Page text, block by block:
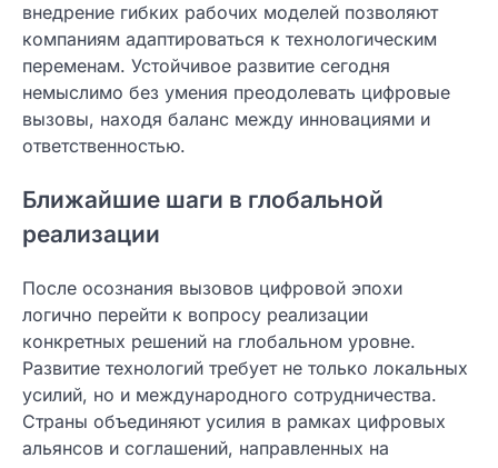
внедрение гибких рабочих моделей позволяют
компаниям адаптироваться к технологическим
переменам. Устойчивое развитие сегодня
немыслимо без умения преодолевать цифровые
вызовы, находя баланс между инновациями и
ответственностью.
Ближайшие шаги в глобальной
реализации
После осознания вызовов цифровой эпохи
логично перейти к вопросу реализации
конкретных решений на глобальном уровне.
Развитие технологий требует не только локальных
усилий, но и международного сотрудничества.
Страны объединяют усилия в рамках цифровых
альянсов и соглашений, направленных на